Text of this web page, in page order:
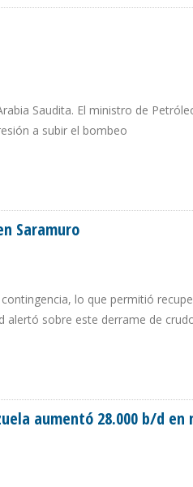
Saudita. El ministro de
a subir el bombeo
Saramuro
lo que permitió
alertó sobre este derrame de
aumentó 28.000 b/d en